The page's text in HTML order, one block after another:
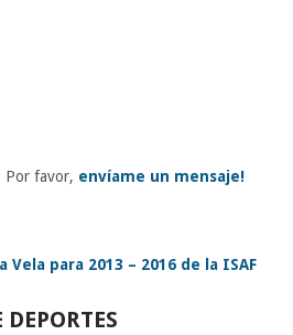
Por favor, envíame un mensaje!
Vela para 2013 – 2016 de la ISAF